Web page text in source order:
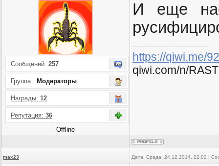
Сообщений: 257
Группа: Модераторы
Награды: 12
Репутация: 36
Offline
И еще
https://qiwi.me/
qiwi.com/n/
max23 Дата: Среда, 24.12.2014, 22:02 |